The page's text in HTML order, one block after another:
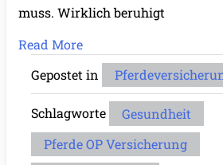
muss. Wirklich beruhigt
Read More
Gepostet in
Schlagworte
Gesundheit
Pferde OP Versicherung